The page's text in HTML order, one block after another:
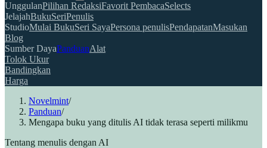
UnggulanPilihan RedaksiFavorit PembacaSelects
JelajahBukuSeriPenulis
StudioMulai BukuSeri SayaPersona penulisPendapatanMasukan
Blog
Sumber DayaPanduanAlat
Tolok Ukur
Bandingkan
Harga
Novelmint/
Panduan/
Mengapa buku yang ditulis AI tidak terasa seperti milikmu
Tentang menulis dengan AI